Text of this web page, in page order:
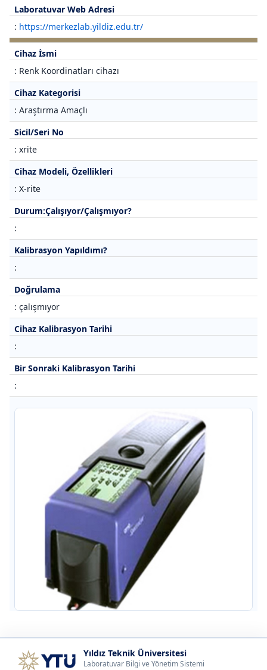
Laboratuvar Web Adresi
: https://merkezlab.yildiz.edu.tr/
Cihaz İsmi
: Renk Koordinatları cihazı
Cihaz Kategorisi
: Araştırma Amaçlı
Sicil/Seri No
: xrite
Cihaz Modeli, Özellikleri
: X-rite
Durum:Çalışıyor/Çalışmıyor?
:
Kalibrasyon Yapıldımı?
:
Doğrulama
: çalışmıyor
Cihaz Kalibrasyon Tarihi
:
Bir Sonraki Kalibrasyon Tarihi
:
Yıldız Teknik Üniversitesi
Laboratuvar Bilgi ve Yönetim Sistemi